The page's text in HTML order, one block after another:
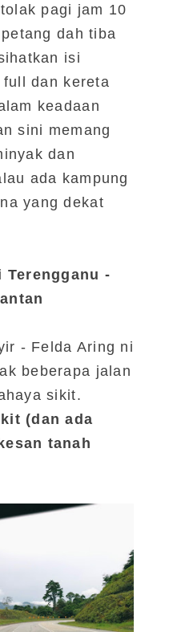
pagi jam 10
dah tiba
isi
dan kereta
keadaan
sini memang
dan
ada kampung
yang dekat
-
- Felda Aring ni
beberapa jalan
sikit.
(dan ada
tanah